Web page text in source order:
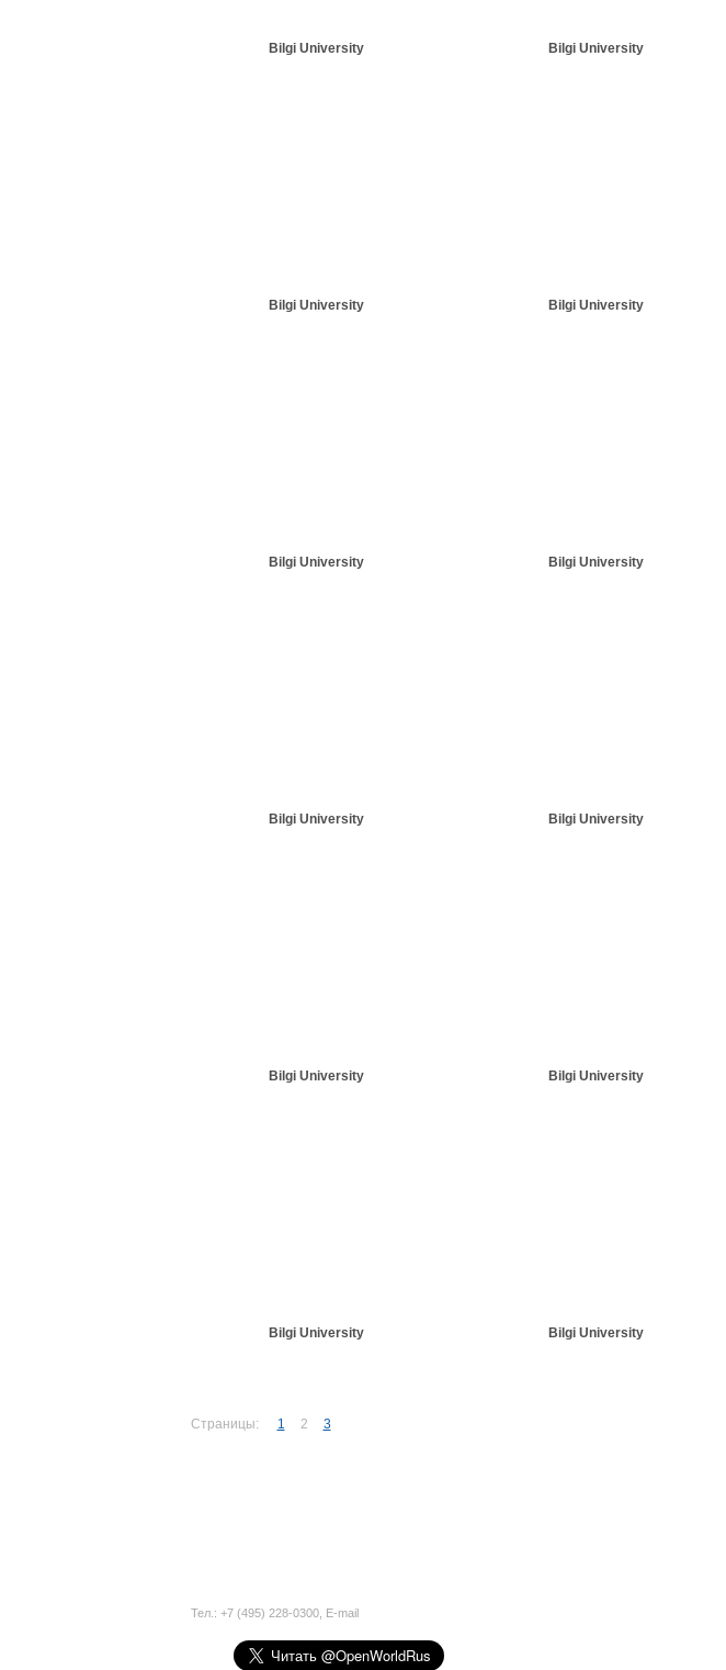
Bilgi University Bilgi University
Bilgi University Bilgi University
Bilgi University Bilgi University
Bilgi University Bilgi University
Bilgi University Bilgi University
Bilgi University Bilgi University
Страницы: 1 2 3
Тел.: +7 (495) 228-0300, E-mail